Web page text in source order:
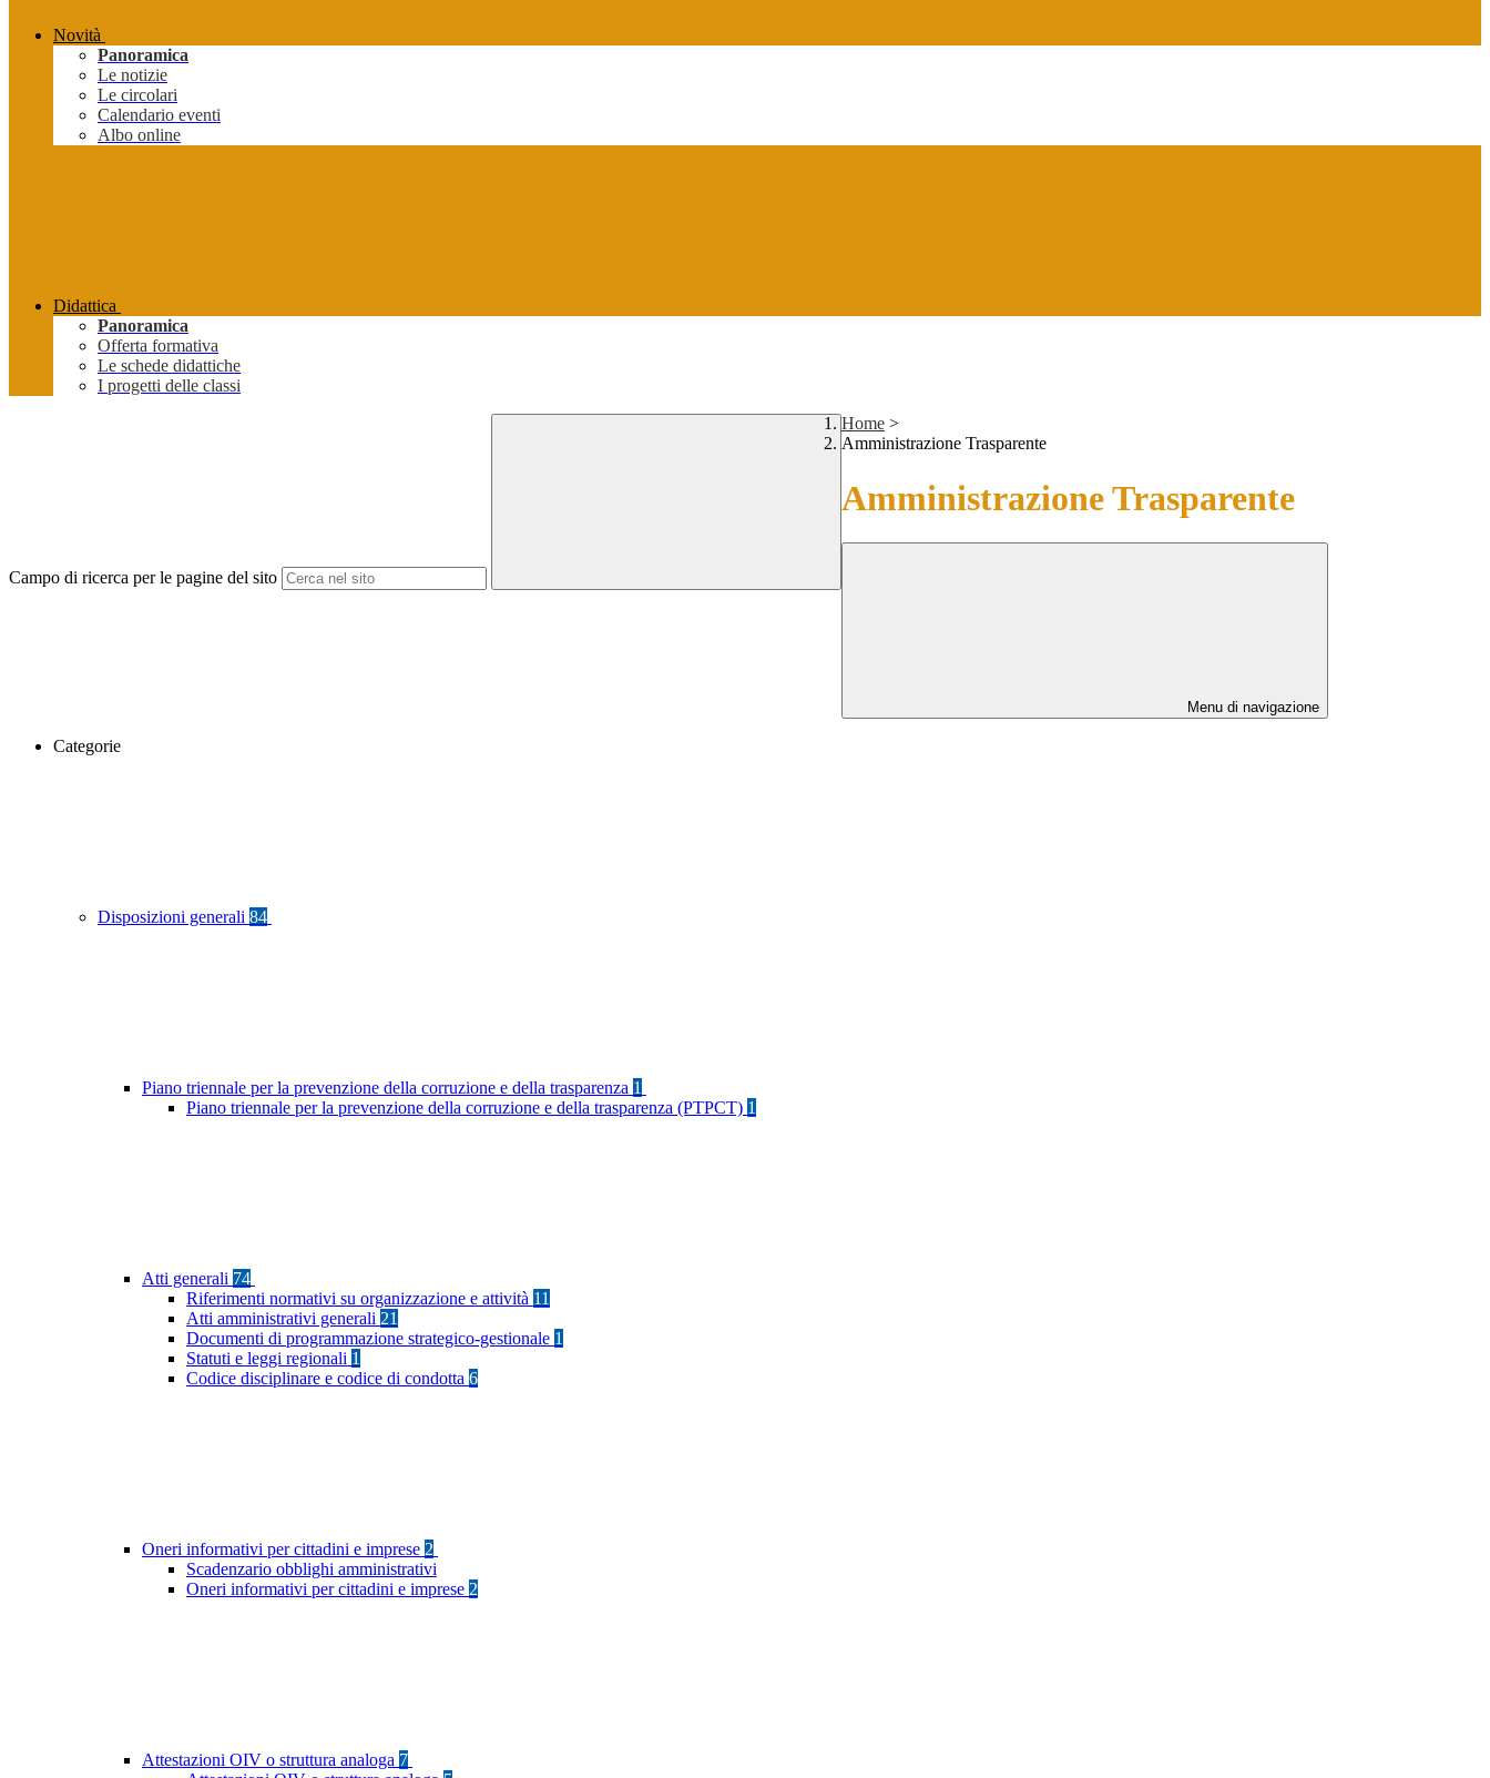
Novità
Panoramica
Le notizie
Le circolari
Calendario eventi
Albo online
Didattica
Panoramica
Offerta formativa
Le schede didattiche
I progetti delle classi
Campo di ricerca per le pagine del sito
Home >
Amministrazione Trasparente
Amministrazione Trasparente
Menu di navigazione
Categorie
Disposizioni generali 84
Piano triennale per la prevenzione della corruzione e della trasparenza 1
Piano triennale per la prevenzione della corruzione e della trasparenza (PTPCT) 1
Atti generali 74
Riferimenti normativi su organizzazione e attività 11
Atti amministrativi generali 21
Documenti di programmazione strategico-gestionale 1
Statuti e leggi regionali 1
Codice disciplinare e codice di condotta 6
Oneri informativi per cittadini e imprese 2
Scadenzario obblighi amministrativi
Oneri informativi per cittadini e imprese 2
Attestazioni OIV o struttura analoga 7